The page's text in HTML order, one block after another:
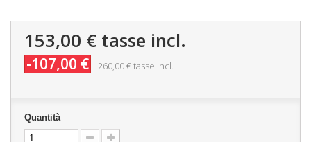
153,00 € tasse incl.
-107,00 € 260,00 €tasse incl.
Quantità